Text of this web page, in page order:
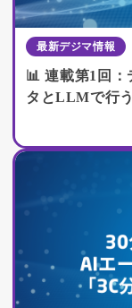
最新デジマ情報
📊 連載第1回
タとLLMで行